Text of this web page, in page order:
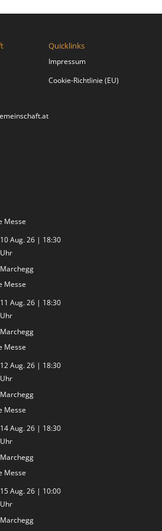
Quicklinks
Impressum
Cookie-Richtlinie (EU)
Messe
10 Aug. 26 | 18:30
Uhr
Marchegg
Messe
11 Aug. 26 | 18:30
Uhr
Marchegg
Messe
12 Aug. 26 | 18:30
Uhr
Marchegg
Messe
14 Aug. 26 | 18:30
Uhr
Marchegg
Messe
15 Aug. 26 | 10:00
Uhr
Marchegg